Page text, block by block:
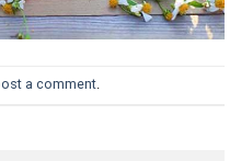
a comment.